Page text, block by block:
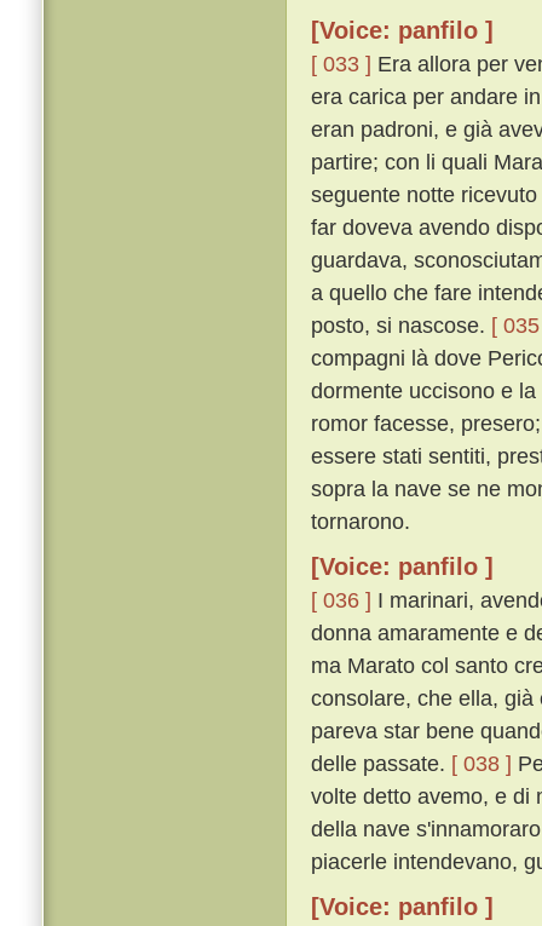
[Voice: panfilo ]
[ 033 ] Era allora per
era carica per andare
eran padroni, e già
partire; con li quali
seguente notte
far doveva avendo
guardava,
a quello che fare
posto, si nascose. [
compagni là dove
dormente uccisono e
romor facesse,
essere stati sentiti,
sopra la nave se ne
tornarono.
[Voice: panfilo ]
[ 036 ] I marinari,
donna amaramente e
ma Marato col santo
consolare, che ella,
pareva star bene
delle passate. [ 038 ]
volte detto avemo, e di
della nave
piacerle intendevano,
[Voice: panfilo ]